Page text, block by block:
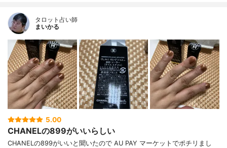
タロット占い師
まいかる
5.00
CHANELの899がいいらしい
CHANELの899がいいと聞いたので AU PAY マーケットでポチリまし